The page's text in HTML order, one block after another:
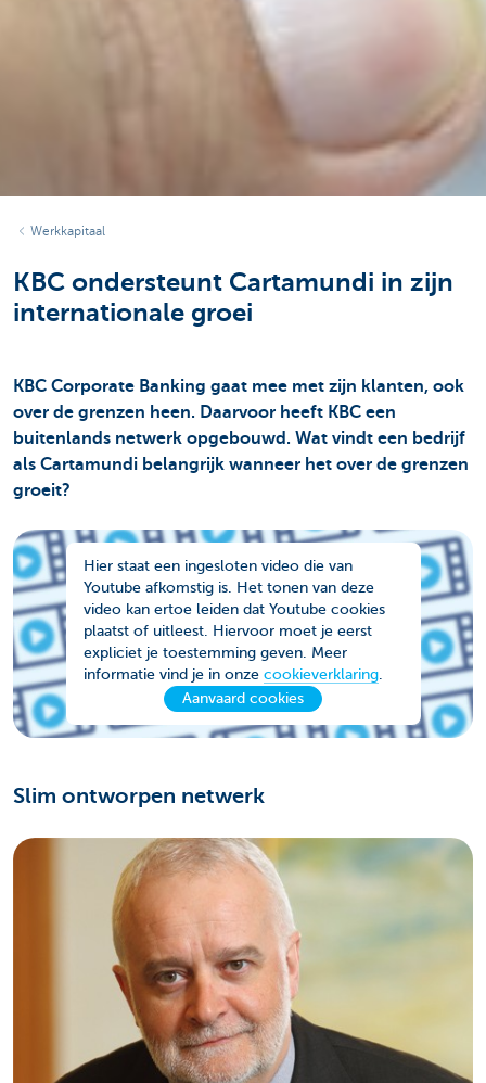
Werkkapitaal
KBC ondersteunt Cartamundi in zijn
internationale groei
KBC Corporate Banking gaat mee met zijn klanten, ook
over de grenzen heen. Daarvoor heeft KBC een
buitenlands netwerk opgebouwd. Wat vindt een bedrijf
als Cartamundi belangrijk wanneer het over de grenzen
groeit?
Hier staat een ingesloten video die van
Youtube afkomstig is. Het tonen van deze
video kan ertoe leiden dat Youtube cookies
plaatst of uitleest. Hiervoor moet je eerst
expliciet je toestemming geven. Meer
informatie vind je in onze cookieverklaring.
Aanvaard cookies
Slim ontworpen netwerk